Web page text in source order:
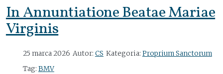
In Annuntiatione Beatae Mariae
Virginis
25 marca 2026 Autor: CS Kategoria: Proprium Sanctorum
Tag: BMV